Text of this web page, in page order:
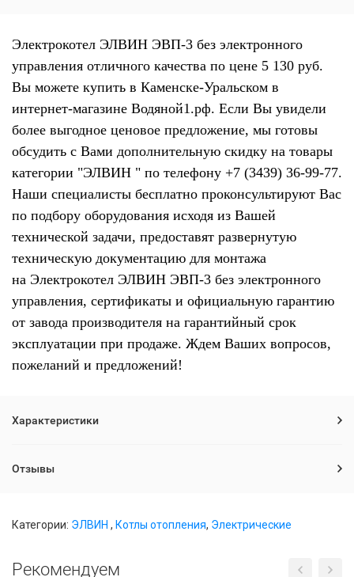
Электрокотел ЭЛВИН ЭВП-3 без электронного
управления отличного качества по цене 5 130 руб.
Вы можете купить в Каменске-Уральском в
интернет-магазине Водяной1.рф. Если Вы увидели
более выгодное ценовое предложение, мы готовы
обсудить с Вами дополнительную скидку на товары
категории "ЭЛВИН " по телефону +7 (3439) 36-99-77.
Наши специалисты бесплатно проконсультируют Вас
по подбору оборудования исходя из Вашей
технической задачи, предоставят развернутую
техническую документацию для монтажа
на Электрокотел ЭЛВИН ЭВП-3 без электронного
управления, сертификаты и официальную гарантию
от завода производителя на гарантийный срок
эксплуатации при продаже. Ждем Ваших вопросов,
пожеланий и предложений!
Характеристики
Отзывы
Категории: ЭЛВИН , Котлы отопления, Электрические
Рекомендуем